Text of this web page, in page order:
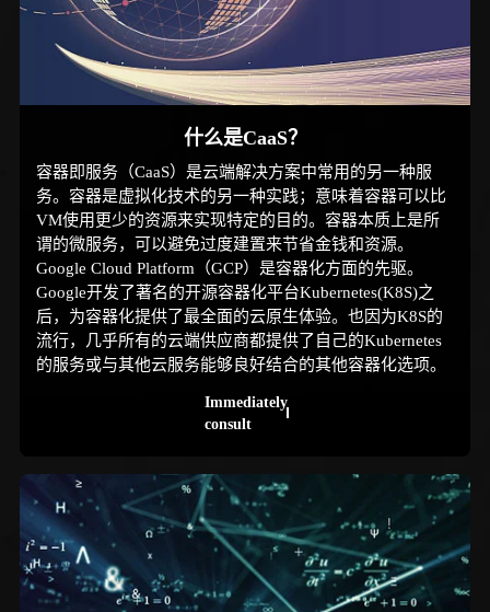
什么是CaaS？
容器即服务（CaaS）是云端解决方案中常用的另一种服
务。容器是虚拟化技术的另一种实践；意味着容器可以比
VM使用更少的资源来实现特定的目的。容器本质上是所
谓的微服务，可以避免过度建置来节省金钱和资源。
Google Cloud Platform（GCP）是容器化方面的先驱。
Google开发了著名的开源容器化平台Kubernetes(K8S)之
后，为容器化提供了最全面的云原生体验。也因为K8S的
流行，几乎所有的云端供应商都提供了自己的Kubernetes
的服务或与其他云服务能够良好结合的其他容器化选项。
Immediately
consult